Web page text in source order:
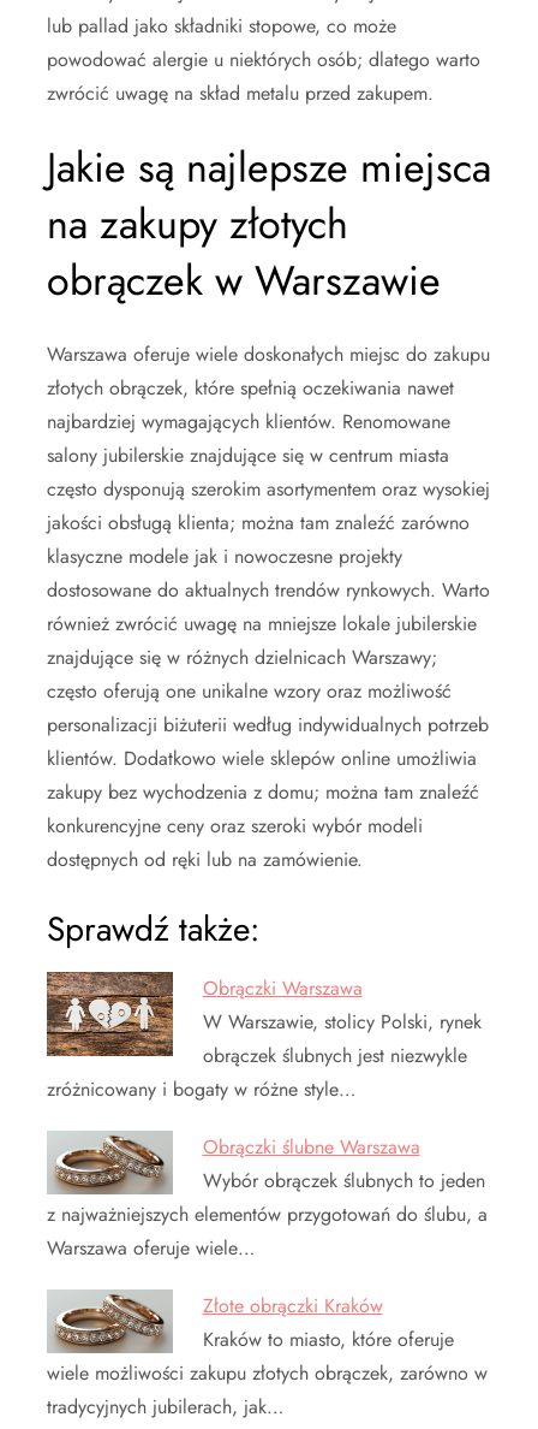
lub pallad jako składniki stopowe, co może
powodować alergie u niektórych osób; dlatego warto
zwrócić uwagę na skład metalu przed zakupem.
Jakie są najlepsze miejsca
na zakupy złotych
obrączek w Warszawie
Warszawa oferuje wiele doskonałych miejsc do zakupu
złotych obrączek, które spełnią oczekiwania nawet
najbardziej wymagających klientów. Renomowane
salony jubilerskie znajdujące się w centrum miasta
często dysponują szerokim asortymentem oraz wysokiej
jakości obsługą klienta; można tam znaleźć zarówno
klasyczne modele jak i nowoczesne projekty
dostosowane do aktualnych trendów rynkowych. Warto
również zwrócić uwagę na mniejsze lokale jubilerskie
znajdujące się w różnych dzielnicach Warszawy;
często oferują one unikalne wzory oraz możliwość
personalizacji biżuterii według indywidualnych potrzeb
klientów. Dodatkowo wiele sklepów online umożliwia
zakupy bez wychodzenia z domu; można tam znaleźć
konkurencyjne ceny oraz szeroki wybór modeli
dostępnych od ręki lub na zamówienie.
Sprawdź także:
Obrączki Warszawa
W Warszawie, stolicy Polski, rynek
obrączek ślubnych jest niezwykle
zróżnicowany i bogaty w różne style…
Obrączki ślubne Warszawa
Wybór obrączek ślubnych to jeden
z najważniejszych elementów przygotowań do ślubu, a
Warszawa oferuje wiele…
Złote obrączki Kraków
Kraków to miasto, które oferuje
wiele możliwości zakupu złotych obrączek, zarówno w
tradycyjnych jubilerach, jak…